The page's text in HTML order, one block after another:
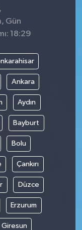
Gün
18:29
Ankara
Aydın
Bayburt
Bolu
Çankırı
Düzce
Erzurum
Giresun